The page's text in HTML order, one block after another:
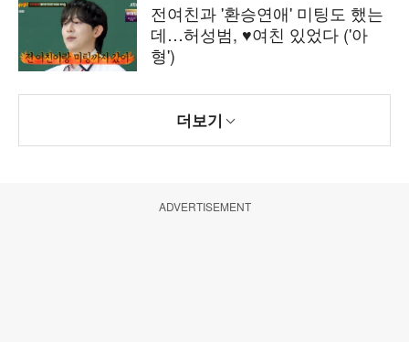
전여친과 '환승연애' 미팅도 했는
데…허성범, ♥여친 있었다 ('아
형')
더보기
ADVERTISEMENT